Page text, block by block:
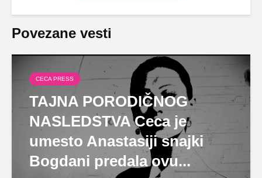
Povezane vesti
CECA PRESS
TAJNA PORODIČNOG
NASLEDSTVA Ceca je
umesto Anastasiji snajki
Bogdani predala ovu...